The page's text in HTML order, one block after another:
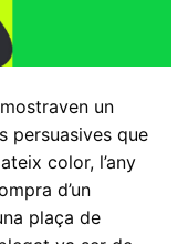
un
persuasives que
color, l’any
d’un
plaça de